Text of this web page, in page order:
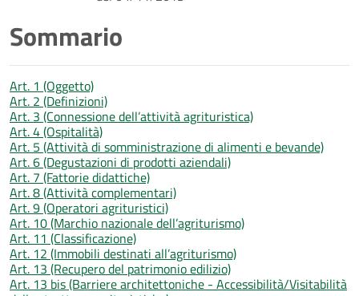
Sommario
Art. 1 (Oggetto)
Art. 2 (Definizioni)
Art. 3 (Connessione dell’attività agrituristica)
Art. 4 (Ospitalità)
Art. 5 (Attività di somministrazione di alimenti e bevande)
Art. 6 (Degustazioni di prodotti aziendali)
Art. 7 (Fattorie didattiche)
Art. 8 (Attività complementari)
Art. 9 (Operatori agrituristici)
Art. 10 (Marchio nazionale dell’agriturismo)
Art. 11 (Classificazione)
Art. 12 (Immobili destinati all’agriturismo)
Art. 13 (Recupero del patrimonio edilizio)
Art. 13 bis (Barriere architettoniche - Accessibilità/Visitabilità